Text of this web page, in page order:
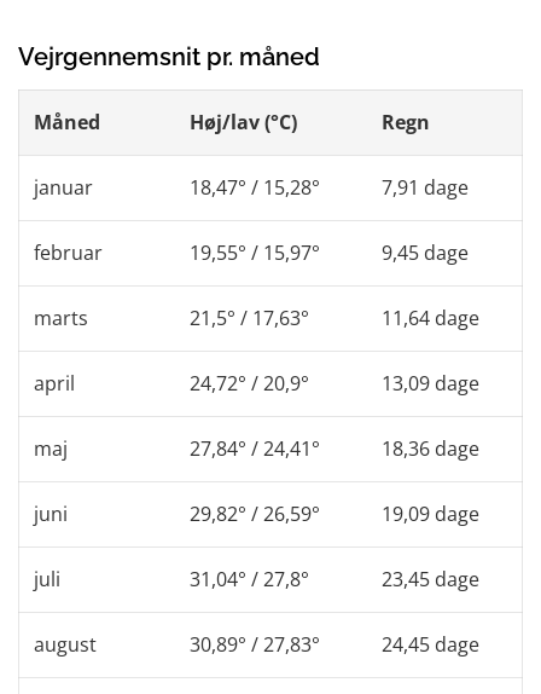
Vejrgennemsnit pr. måned
Måned Høj/lav (°C) Regn
januar 18,47° / 15,28° 7,91 dage
februar 19,55° / 15,97° 9,45 dage
marts 21,5° / 17,63° 11,64 dage
april 24,72° / 20,9° 13,09 dage
maj 27,84° / 24,41° 18,36 dage
juni 29,82° / 26,59° 19,09 dage
juli 31,04° / 27,8° 23,45 dage
august 30,89° / 27,83° 24,45 dage